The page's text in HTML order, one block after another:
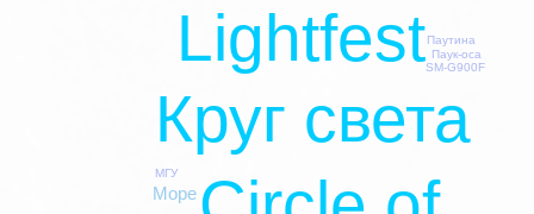
Круг света
Lightfest
Море
SM-G900F
МГУ
Паутина
Паук-оса